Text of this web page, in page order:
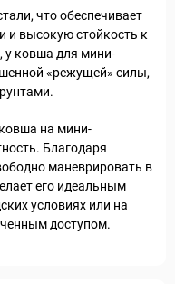
что обеспечивает
и высокую стойкость к
у ковша для мини-
«режущей» силы,
на мини-
Благодаря
маневрировать в
его идеальным
условиях или на
доступом.